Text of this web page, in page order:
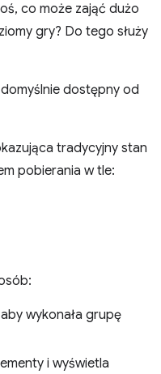
co może zająć dużo
gry? Do tego służy
dostępny od
tradycyjny stan
pobierania w tle:
wykonała grupę
i wyświetla